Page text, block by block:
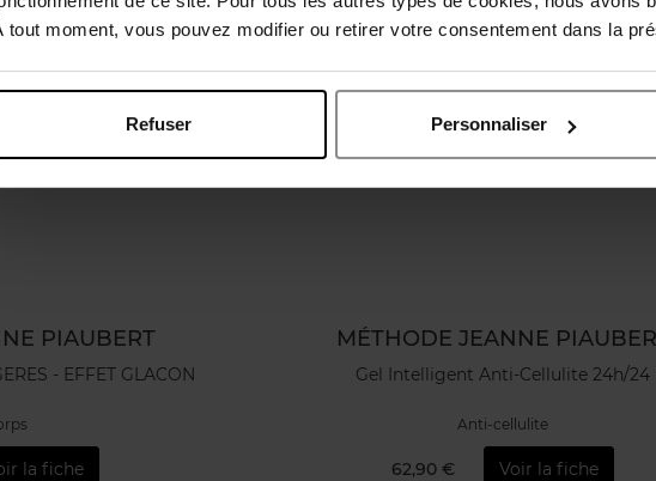
tout moment, vous pouvez modifier ou retirer votre consentement dans la
Refuser Personnaliser
PIAUBERT
- EFFET GLACON
la fiche
MÉTHODE JEANNE
Gel Intelligent Anti-Cellulite 24h/24
Anti-cellulite
62,90 € Voir la fiche